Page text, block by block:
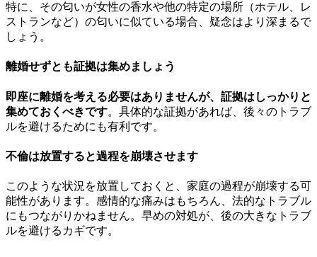
特に、その匂いが女性の香水や他の特定の場所（ホテル、レ
ストランなど）の匂いに似ている場合、疑念はより深まるで
しょう。
離婚せずとも証拠は集めましょう
即座に離婚を考える必要はありませんが、証拠はしっかりと
集めておくべきです。具体的な証拠があれば、後々のトラブ
ルを避けるためにも有利です。
不倫は放置すると過程を崩壊させます
このような状況を放置しておくと、家庭の過程が崩壊する可
能性があります。感情的な痛みはもちろん、法的なトラブル
にもつながりかねません。早めの対処が、後の大きなトラブ
ルを避けるカギです。